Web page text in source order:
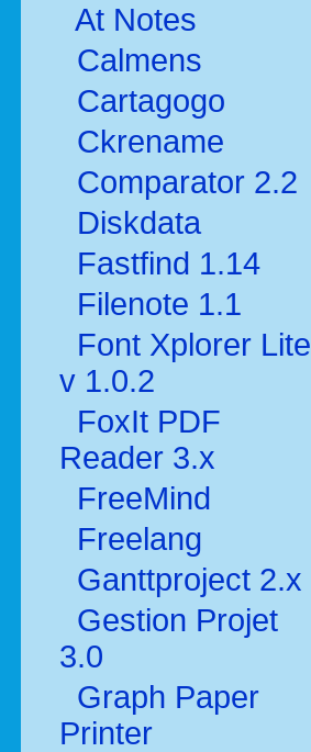
At Notes
Calmens
Cartagogo
Ckrename
Comparator 2.2
Diskdata
Fastfind 1.14
Filenote 1.1
Font Xplorer Lite
v 1.0.2
FoxIt PDF
Reader 3.x
FreeMind
Freelang
Ganttproject 2.x
Gestion Projet
3.0
Graph Paper
Printer